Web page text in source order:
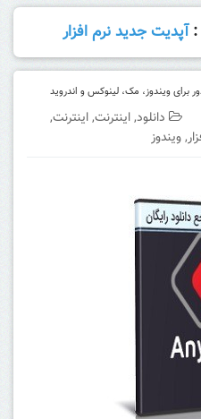
:آپدیت جدید نرم افزار
دانلود,اینترنت,اینترنت,
,ویندوز